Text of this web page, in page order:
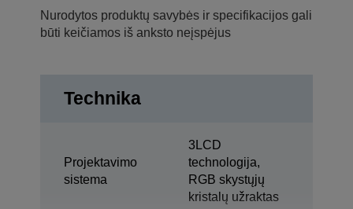
Nurodytos produktų savybės ir specifikacijos gali
būti keičiamos iš anksto neįspėjus
Technika
Projektavimo
sistema
3LCD
technologija,
RGB skystųjų
kristalų užraktas